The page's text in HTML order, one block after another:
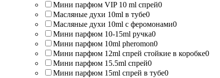
Мини парфюм VIP 10 ml спрей0
Масляные духи 10ml в тубе0
Масляные духи 10ml с феромонами0
Мини парфюм 10-15ml ручка0
Мини парфюм 10ml pheromon0
Мини парфюм 12ml спрей стойкие в коробке0
Мини парфюм 15.5ml спрей0
Мини парфюм 15ml спрей в тубе0